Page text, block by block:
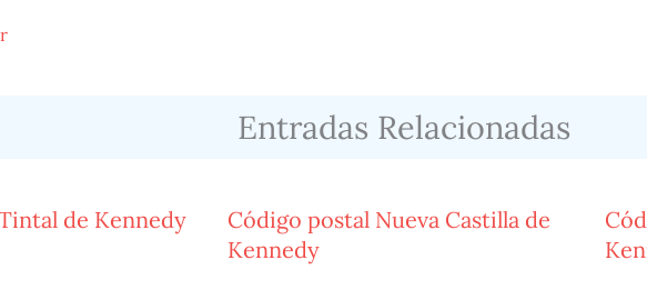
Entradas Relacionadas
de Kennedy
Código postal Nueva Castilla de
Kennedy